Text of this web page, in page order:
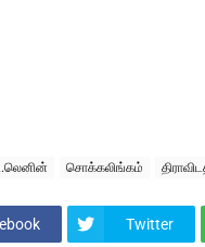
சொக்கலிங்கம்
Twitter